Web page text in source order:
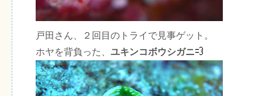
戸田さん、２回目のトライで見事ゲット。
ホヤを背負った、 ユキンコボウシガニ